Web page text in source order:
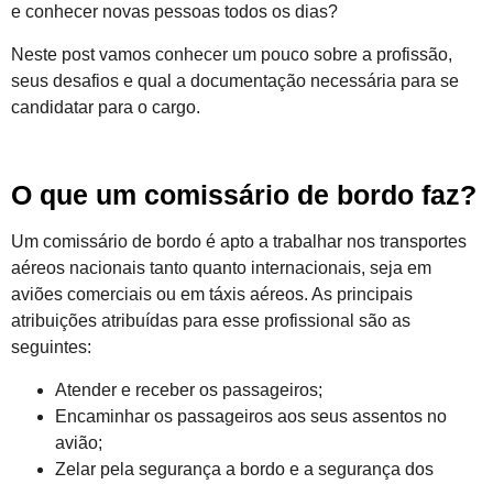
e conhecer novas pessoas todos os dias?
Neste post vamos conhecer um pouco sobre a profissão,
seus desafios e qual a documentação necessária para se
candidatar para o cargo.
O que um comissário de bordo faz?
Um comissário de bordo é apto a trabalhar nos transportes
aéreos nacionais tanto quanto internacionais, seja em
aviões comerciais ou em táxis aéreos. As principais
atribuições atribuídas para esse profissional são as
seguintes:
Atender e receber os passageiros;
Encaminhar os passageiros aos seus assentos no
avião;
Zelar pela segurança a bordo e a segurança dos